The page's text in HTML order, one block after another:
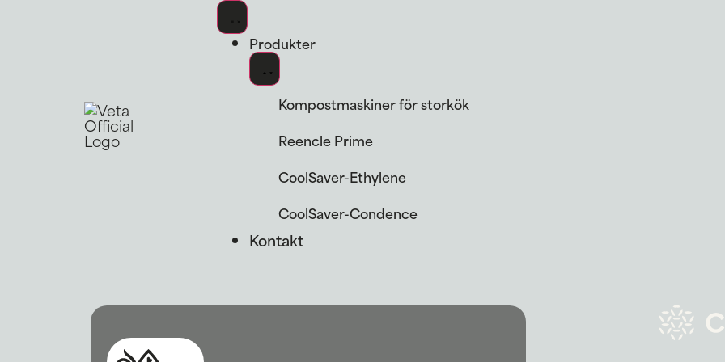
Produkter
Kompostmaskiner för storkök
Reencle Prime
CoolSaver-Ethylene
CoolSaver-Condence
Kontakt